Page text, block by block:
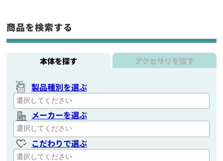
商品を検索する
本体を探す アクセサリを探す
製品種別を選ぶ
メーカーを選ぶ
こだわりで選ぶ